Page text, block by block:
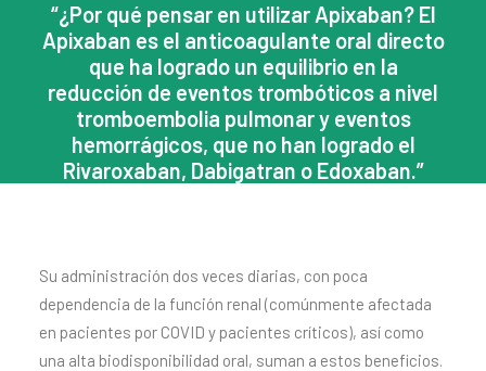
“¿Por qué pensar en utilizar Apixaban? El
Apixaban es el anticoagulante oral directo
que ha logrado un equilibrio en la
reducción de eventos trombóticos a nivel
tromboembolia pulmonar y eventos
hemorrágicos, que no han logrado el
Rivaroxaban, Dabigatran o Edoxaban.”
Su administración dos veces diarias, con poca
dependencia de la función renal (comúnmente afectada
en pacientes por COVID y pacientes críticos), así como
una alta biodisponibilidad oral, suman a estos beneficios.